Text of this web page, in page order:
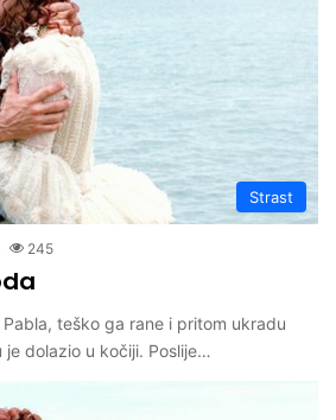
Strast
245
teško ga rane i pritom ukradu
dolazio u kočiji. Poslije…